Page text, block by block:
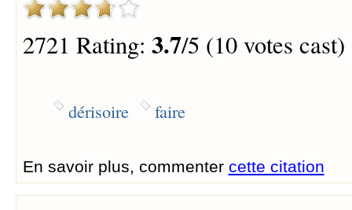
2721 Rating: 3.7/5 (10 votes cast)
dérisoire faire
En savoir plus, commenter cette citation